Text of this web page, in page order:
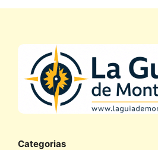
Categorias